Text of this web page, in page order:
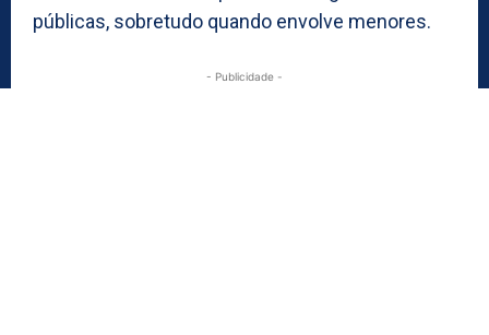
públicas, sobretudo quando envolve menores.
- Publicidade -